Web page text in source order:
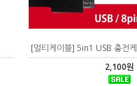
[멀티케이블] 5in1 USB 충전
2,100원